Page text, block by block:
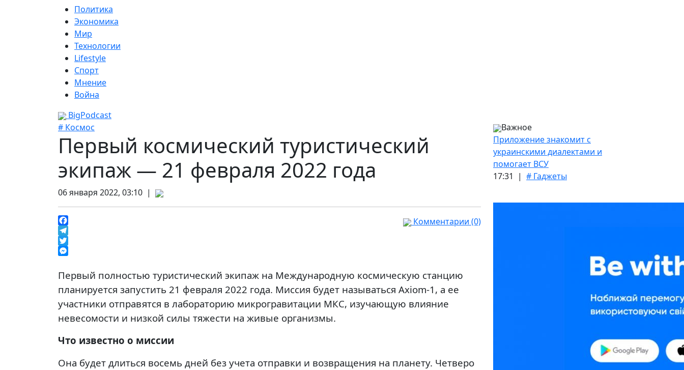
Политика
Экономика
Мир
Технологии
Lifestyle
Спорт
Мнение
Война
BigPodcast
# Космос
Первый космический туристический
экипаж — 21 февраля 2022 года
06 января 2022, 03:10 |
Facebook
Telegram
Twitter
Комментарии (0)
Первый полностью туристический экипаж на Международную космическую станцию ​​
планируется запустить 21 февраля 2022 года. Миссия будет называться Axiom-1, а ее
участники отправятся в лабораторию микрогравитации МКС, изучающую влияние
невесомости и низкой силы тяжести на живые организмы.
Что известно о миссии
Она будет длиться восемь дней без учета отправки и возвращения на планету. Четверо
Важное
Приложение знакомит с
украинскими диалектами и
помогает ВСУ
17:31 | # Гаджеты